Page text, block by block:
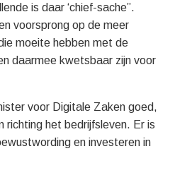
is daar ‘chief-sache”.
voorsprong op de meer
moeite hebben met de
daarmee kwetsbaar zijn voor
voor Digitale Zaken goed,
richting het bedrijfsleven. Er is
en investeren in